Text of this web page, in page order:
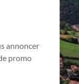
annoncer
promo